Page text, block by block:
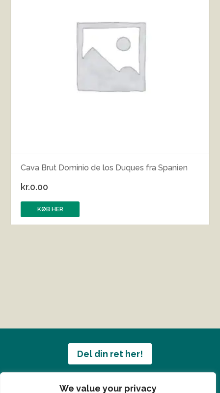
We value your privacy
Cava Brut Dominio de los Duques fra Spanien
kr.0.00
KØB HER
Del din ret her!
Har du en konge ret du vil dele?